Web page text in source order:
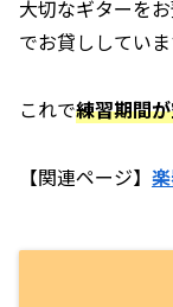
大切なギターを
でお貸ししていま
これで練習期間
【関連ページ】